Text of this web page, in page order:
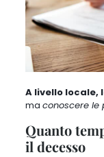
A livello
ma conoscere le
Quanto
il decesso